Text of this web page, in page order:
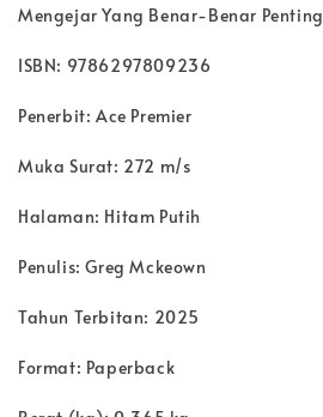
Mengejar Yang Benar-Benar Penting
ISBN: 9786297809236
Penerbit: Ace Premier
Muka Surat: 272 m/s
Halaman: Hitam Putih
Penulis: Greg Mckeown
Tahun Terbitan: 2025
Format: Paperback